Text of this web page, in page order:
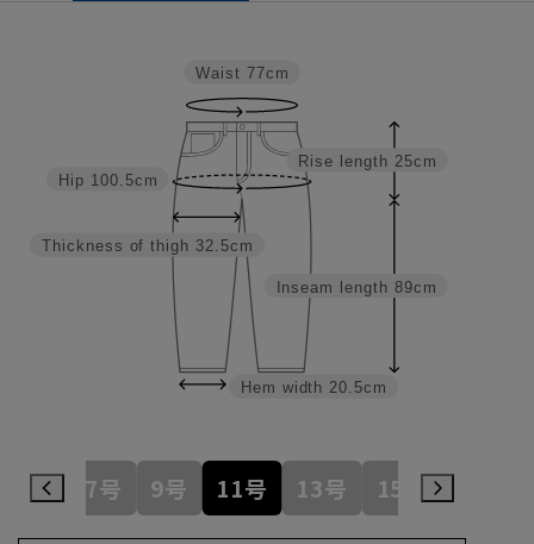
Inseam length 89cm
Rise length 25cm
Hem width 20.5cm
Thickness of thigh 32.5cm
Hip 100.5cm
Waist 77cm
7号 9号 11号 13号 15号